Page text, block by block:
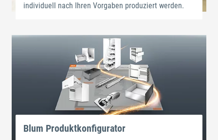
individuell nach Ihren Vorgaben produziert werden.
Blum Produktkonfigurator